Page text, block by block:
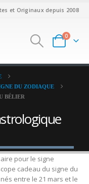
et Originaux depuis 2008
0
DU ZODIAQUE
BÉLIER
pour le signe
cadeau du signe du
entre le 21 mars et le